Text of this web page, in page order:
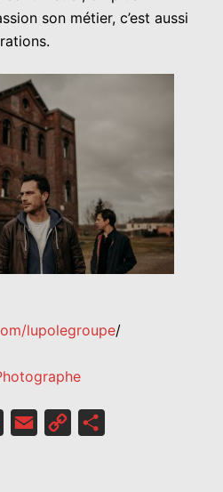
son métier, c’est aussi
lupolegroupe/
Snapchat
Email
Copy